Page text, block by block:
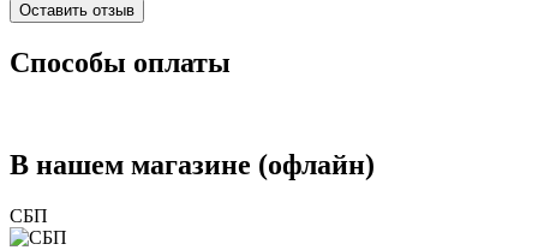
Оставить отзыв
Способы оплаты
В нашем магазине (офлайн)
СБП